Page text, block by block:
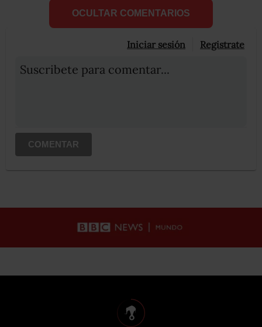
OCULTAR COMENTARIOS
Iniciar sesión Registrate
Suscribete para comentar...
COMENTAR